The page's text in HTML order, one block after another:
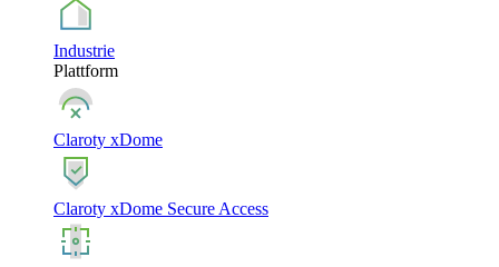
Industrie
Plattform
Claroty xDome
Claroty xDome Secure Access